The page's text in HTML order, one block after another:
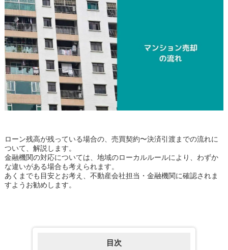
ローン残高が残っている場合の、売買契約〜決済引渡までの流れに
ついて、解説します。
金融機関の対応については、地域のローカルルールにより、わずか
な違いがある場合も考えられます。
あくまでも目安とお考え、不動産会社担当・金融機関に確認されま
すようお勧めします。
目次